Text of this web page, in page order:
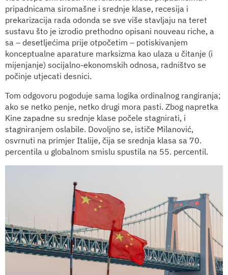
pripadnicama siromašne i srednje klase, recesija i
prekarizacija rada odonda se sve više stavljaju na teret
sustavu što je izrodio prethodno opisani nouveau riche, a
sa – desetljećima prije otpočetim – potiskivanjem
konceptualne aparature marksizma kao ulaza u čitanje (i
mijenjanje) socijalno-ekonomskih odnosa, radništvo se
počinje utjecati desnici.
Tom odgovoru pogoduje sama logika ordinalnog rangiranja;
ako se netko penje, netko drugi mora pasti. Zbog napretka
Kine zapadne su srednje klase počele stagnirati, i
stagniranjem oslabile. Dovoljno se, ističe Milanović,
osvrnuti na primjer Italije, čija se srednja klasa sa 70.
percentila u globalnom smislu spustila na 55. percentil.